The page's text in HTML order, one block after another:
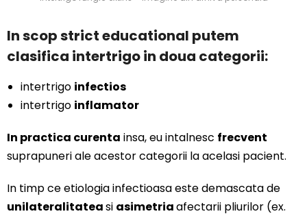
In scopstrict educational putem
clasifica intertrigo in doua categorii:
intertrigo infectios
intertrigo inflamator
In practica curenta insa, eu intalnesc frecvent
suprapuneri ale acestor categorii la acelasi pacient.
In timp ce etiologia infectioasa este demascata de
unilateralitateasi asimetriaafectarii pliurilor (ex.